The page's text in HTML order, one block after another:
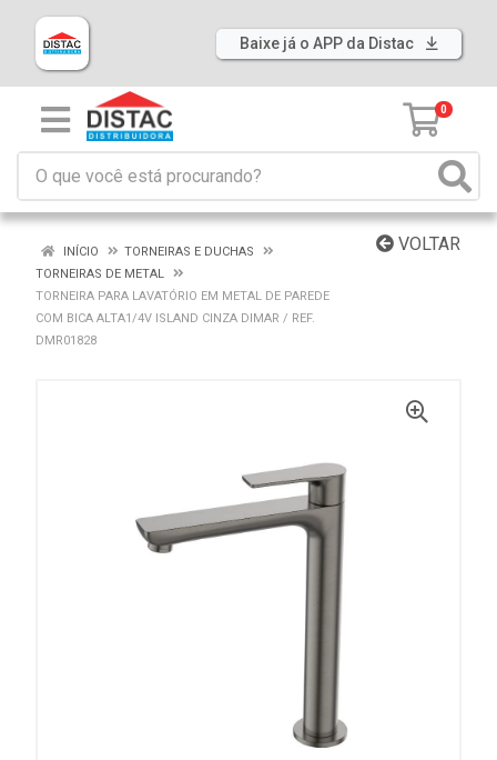
Baixe já o APP da Distac
0
VOLTAR
INÍCIO
TORNEIRAS E DUCHAS
TORNEIRAS DE METAL
TORNEIRA PARA LAVATÓRIO EM METAL DE PAREDE
COM BICA ALTA1/4V ISLAND CINZA DIMAR / REF.
DMR01828